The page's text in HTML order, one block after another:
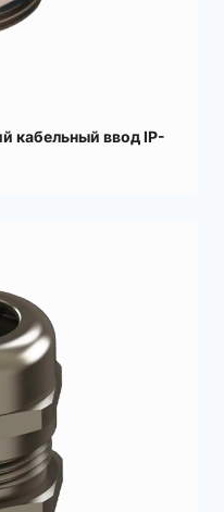
кабельный ввод IP-